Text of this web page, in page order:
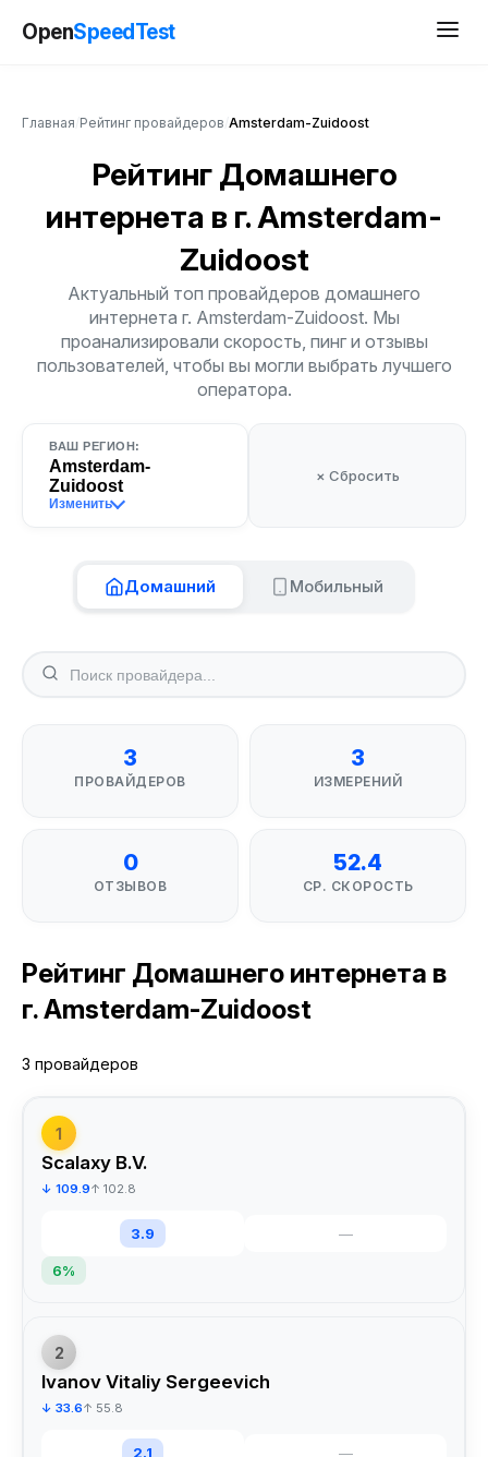
OpenSpeedTest
Главная Рейтинг провайдеров Amsterdam-Zuidoost
Рейтинг Домашнего
интернета в г. Amsterdam-
Zuidoost
Актуальный топ провайдеров домашнего
интернета г. Amsterdam-Zuidoost. Мы
проанализировали скорость, пинг и отзывы
пользователей, чтобы вы могли выбрать лучшего
оператора.
ВАШ РЕГИОН:
Amsterdam-
Zuidoost
Изменить
× Сбросить
Домашний Мобильный
3
ПРОВАЙДЕРОВ
3
ИЗМЕРЕНИЙ
0
ОТЗЫВОВ
52.4
СР. СКОРОСТЬ
Рейтинг Домашнего интернета в
г. Amsterdam-Zuidoost
3 провайдеров
1
Scalaxy B.V.
↓ 109.9↑ 102.8
3.9 —
6%
2
Ivanov Vitaliy Sergeevich
↓ 33.6↑ 55.8
2.1 —